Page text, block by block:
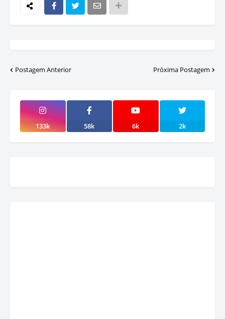
Postagem Anterior Próxima Postagem
133k 58k 6k 2k